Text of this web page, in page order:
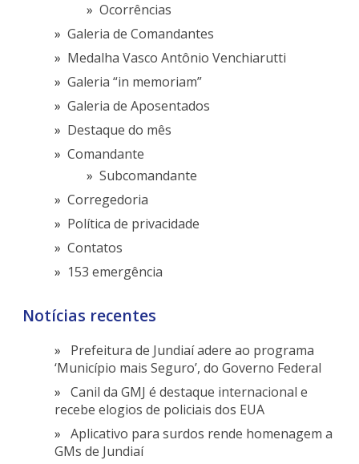
Ocorrências
Galeria de Comandantes
Medalha Vasco Antônio Venchiarutti
Galeria “in memoriam”
Galeria de Aposentados
Destaque do mês
Comandante
Subcomandante
Corregedoria
Política de privacidade
Contatos
153 emergência
Notícias recentes
Prefeitura de Jundiaí adere ao programa
‘Município mais Seguro’, do Governo Federal
Canil da GMJ é destaque internacional e
recebe elogios de policiais dos EUA
Aplicativo para surdos rende homenagem a
GMs de Jundiaí